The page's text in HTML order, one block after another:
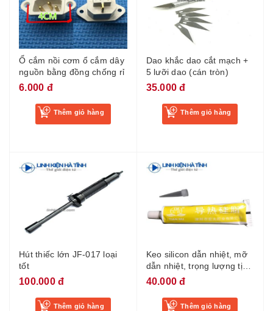
Ổ cắm nồi cơm ổ cắm dây
nguồn bằng đồng chống rỉ
6.000 đ
Thêm giỏ hàng
Dao khắc dao cắt mạch +
5 lưỡi dao (cán tròn)
35.000 đ
Thêm giỏ hàng
Hút thiếc lớn JF-017 loại
tốt
100.000 đ
Thêm giỏ hàng
Keo silicon dẫn nhiệt, mỡ
dẫn nhiệt, trọng lượng tịnh
60 gram
40.000 đ
Thêm giỏ hàng